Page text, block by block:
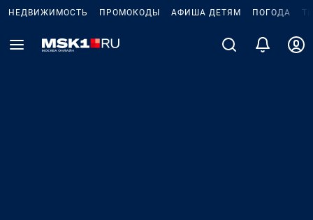
НЕДВИЖИМОСТЬ ПРОМОКОДЫ АФИША ДЕТЯМ ПОГОДА